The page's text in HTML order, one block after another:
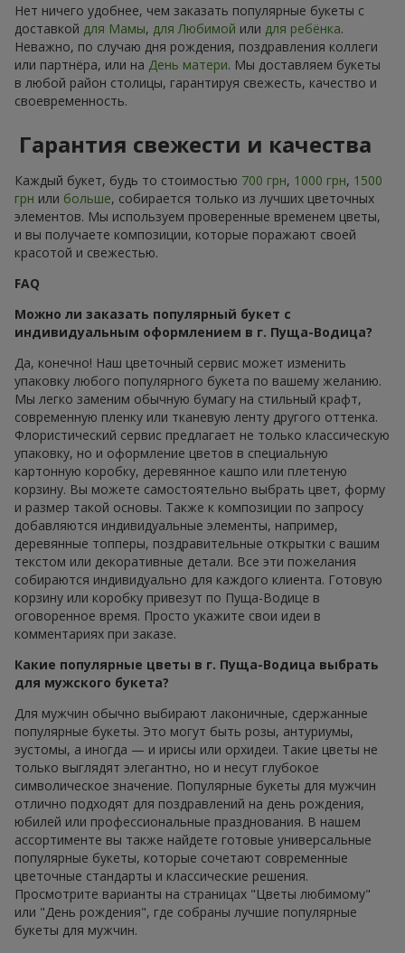
Нет ничего удобнее, чем заказать популярные букеты с
доставкой для Мамы, для Любимой или для ребёнка.
Неважно, по случаю дня рождения, поздравления коллеги
или партнёра, или на День матери. Мы доставляем букеты
в любой район столицы, гарантируя свежесть, качество и
своевременность.
Гарантия свежести и качества
Каждый букет, будь то стоимостью 700 грн, 1000 грн, 1500
грн или больше, собирается только из лучших цветочных
элементов. Мы используем проверенные временем цветы,
и вы получаете композиции, которые поражают своей
красотой и свежестью.
FAQ
Можно ли заказать популярный букет с
индивидуальным оформлением в г. Пуща-Водица?
Да, конечно! Наш цветочный сервис может изменить
упаковку любого популярного букета по вашему желанию.
Мы легко заменим обычную бумагу на стильный крафт,
современную пленку или тканевую ленту другого оттенка.
Флористический сервис предлагает не только классическую
упаковку, но и оформление цветов в специальную
картонную коробку, деревянное кашпо или плетеную
корзину. Вы можете самостоятельно выбрать цвет, форму
и размер такой основы. Также к композиции по запросу
добавляются индивидуальные элементы, например,
деревянные топперы, поздравительные открытки с вашим
текстом или декоративные детали. Все эти пожелания
собираются индивидуально для каждого клиента. Готовую
корзину или коробку привезут по Пуща-Водице в
оговоренное время. Просто укажите свои идеи в
комментариях при заказе.
Какие популярные цветы в г. Пуща-Водица выбрать
для мужского букета?
Для мужчин обычно выбирают лаконичные, сдержанные
популярные букеты. Это могут быть розы, антуриумы,
эустомы, а иногда — и ирисы или орхидеи. Такие цветы не
только выглядят элегантно, но и несут глубокое
символическое значение. Популярные букеты для мужчин
отлично подходят для поздравлений на день рождения,
юбилей или профессиональные празднования. В нашем
ассортименте вы также найдете готовые универсальные
популярные букеты, которые сочетают современные
цветочные стандарты и классические решения.
Просмотрите варианты на страницах "Цветы любимому"
или "День рождения", где собраны лучшие популярные
букеты для мужчин.